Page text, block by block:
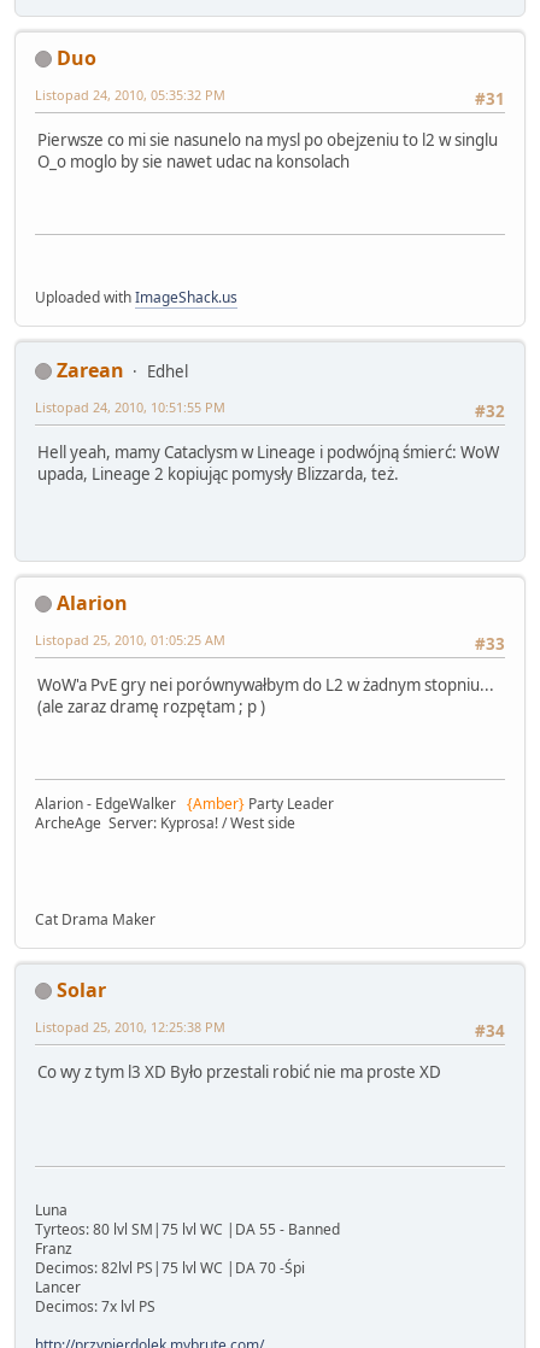
Duo
#31
Listopad 24, 2010, 05:35:32 PM
Pierwsze co mi sie nasunelo na mysl po obejzeniu to l2 w singlu
O_o moglo by sie nawet udac na konsolach
Uploaded withImageShack.us
Zarean
Edhel
#32
Listopad 24, 2010, 10:51:55 PM
Hell yeah, mamy Cataclysm w Lineage i podwójną śmierć: WoW
upada, Lineage 2 kopiując pomysły Blizzarda, też.
Alarion
#33
Listopad 25, 2010, 01:05:25 AM
WoW'a PvE gry nei porównywałbym do L2 w żadnym stopniu...
(ale zaraz dramę rozpętam ; p )
Alarion - EdgeWalker {Amber} Party Leader
ArcheAge Server: Kyprosa! / West side
Cat Drama Maker
Solar
#34
Listopad 25, 2010, 12:25:38 PM
Co wy z tym l3 XD Było przestali robić nie ma proste XD
Luna
Tyrteos: 80 lvl SM|75 lvl WC |DA 55 - Banned
Franz
Decimos: 82lvl PS|75 lvl WC |DA 70 -Śpi
Lancer
Decimos: 7x lvl PS